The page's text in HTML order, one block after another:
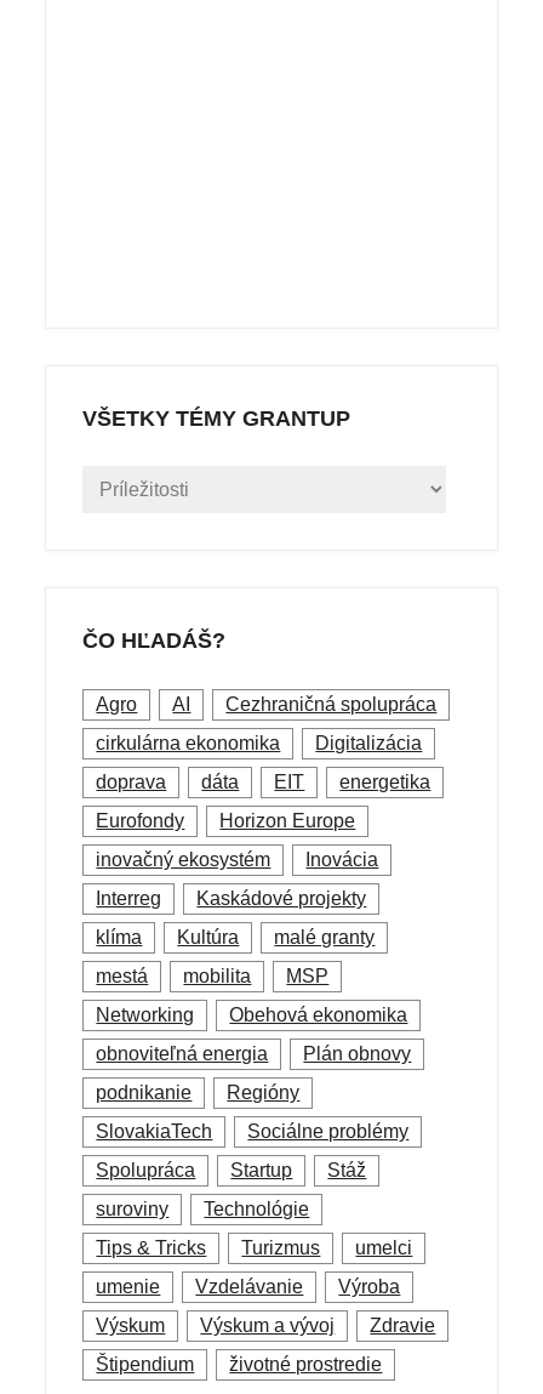
VŠETKY TÉMY GRANTUP
Všetky
ČO HĽADÁŠ?
Agro AI
Cezhraničná spolupráca
cirkulárna ekonomika
Digitalizácia
doprava
dáta EIT
energetika
Eurofondy
Horizon Europe
inovačný ekosystém
Inovácia
Interreg
Kaskádové projekty
klíma
Kultúra
malé granty
mestá
mobilita
MSP
Networking
Obehová ekonomika
obnoviteľná energia
Plán obnovy
podnikanie
Regióny
SlovakiaTech
Sociálne problémy
Spolupráca
Startup
Stáž
suroviny
Technológie
Tips & Tricks
Turizmus
umelci
umenie
Vzdelávanie
Výroba
Výskum
Výskum a vývoj
Zdravie
Štipendium
životné prostredie